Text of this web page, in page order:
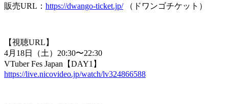
販売URL： https://dwango-ticket.jp/（ドワンゴチケット）
【視聴URL】
4月18日（土）20:30〜22:30
VTuber Fes Japan【DAY1】
https://live.nicovideo.jp/watch/lv324866588